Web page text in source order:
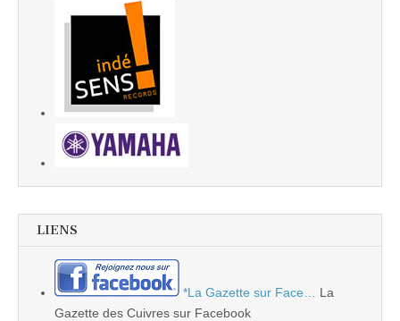
LIENS
*La Gazette sur Face…
La
Gazette des Cuivres sur Facebook